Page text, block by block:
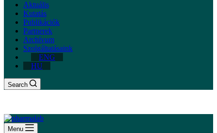
Aktuális
Kutatás
Publikációk
Partnerek
Archívum
Szolgáltatásaink
ENG
HU
Search
Menu